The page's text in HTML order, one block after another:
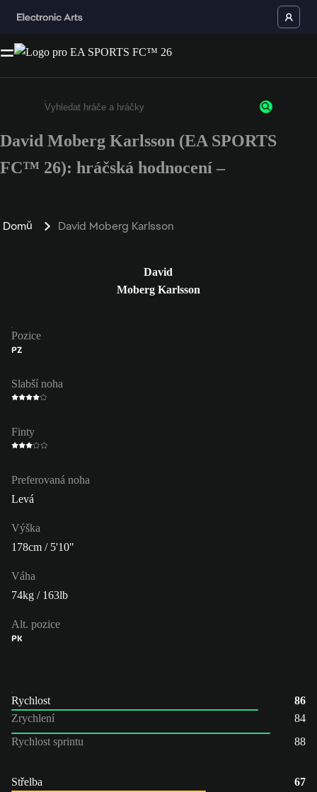
Enter a minimum of 3 characters or numbers
David Moberg Karlsson (EA SPORTS
FC™ 26): hráčská hodnocení –
Domů David Moberg Karlsson
David
Moberg Karlsson
Pozice
PZ
Slabší noha
Finty
Preferovaná noha
Levá
Výška
178cm / 5'10"
Váha
74kg / 163lb
Alt. pozice
PK
Rychlost
86
Zrychlení
84
Rychlost sprintu
88
Střelba
67